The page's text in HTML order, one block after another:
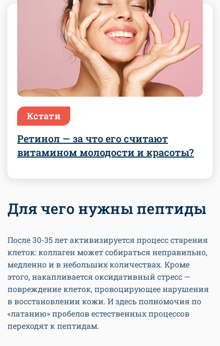
Кстати
Ретинол — за что его считают
витамином молодости и красоты?
Для чего нужны пептиды
После 30-35 лет активизируется процесс старения
клеток: коллаген может собираться неправильно,
медленно и в небольших количествах. Кроме
этого, накапливается оксидативный стресс —
повреждение клеток, провоцирующее нарушения
в восстановлении кожи. И здесь полномочия по
«латанию» пробелов естественных процессов
переходят к пептидам.